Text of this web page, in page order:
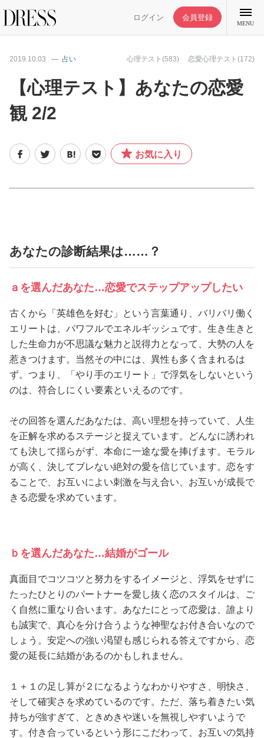
ログイン 会員登録
MENU
特集記事
DRESS部活
恋愛/結婚/離婚
美容/健康
妊娠/出産/家族
ココロ/カラダ
グルメ
トラベル
カルチャー/エンタメ
ゲーム
2019.10.03 占い 心理テスト(583) 恋愛心理テスト(172)
【心理テスト】あなたの恋愛
観 2/2
お気に入り
あなたの診断結果は……？
ａを選んだあなた…恋愛でステップアップしたい
古くから「英雄色を好む」という言葉通り、バリバリ働く
エリートは、パワフルでエネルギッシュです。生き生きと
した生命力が不思議な魅力と説得力となって、大勢の人を
惹きつけます。当然その中には、異性も多く含まれるは
ず。つまり、「やり手のエリート」で浮気をしないという
のは、符合しにくい要素といえるのです。
その回答を選んだあなたは、高い理想を持っていて、人生
を正解を求めるステージと捉えています。どんなに誘われ
ても決して揺らがず、本命に一途な愛を捧げます。モラル
が高く、決してブレない絶対の愛を信じています。恋をす
ることで、お互いによい刺激を与え合い、お互いが成長で
きる恋愛を求めています。
ｂを選んだあなた…結婚がゴール
真面目でコツコツと努力をするイメージと、浮気をせずに
たったひとりのパートナーを愛し抜く恋のスタイルは、ご
く自然に重なり合います。あなたにとって恋愛は、誰より
も誠実で、真心を分け合うような神聖なお付き合いなので
しょう。安定への強い渇望も感じられる答えですから、恋
愛の延長に結婚があるのかもしれません。
１＋１の足し算が２になるようなわかりやすさ、明快さ、
そして確実さを求めているのです。ただ、落ち着きたい気
持ちが強すぎて、ときめきや迷いを無視しやすいようで
す。付き合っているという形にこだわって、お互いの気持